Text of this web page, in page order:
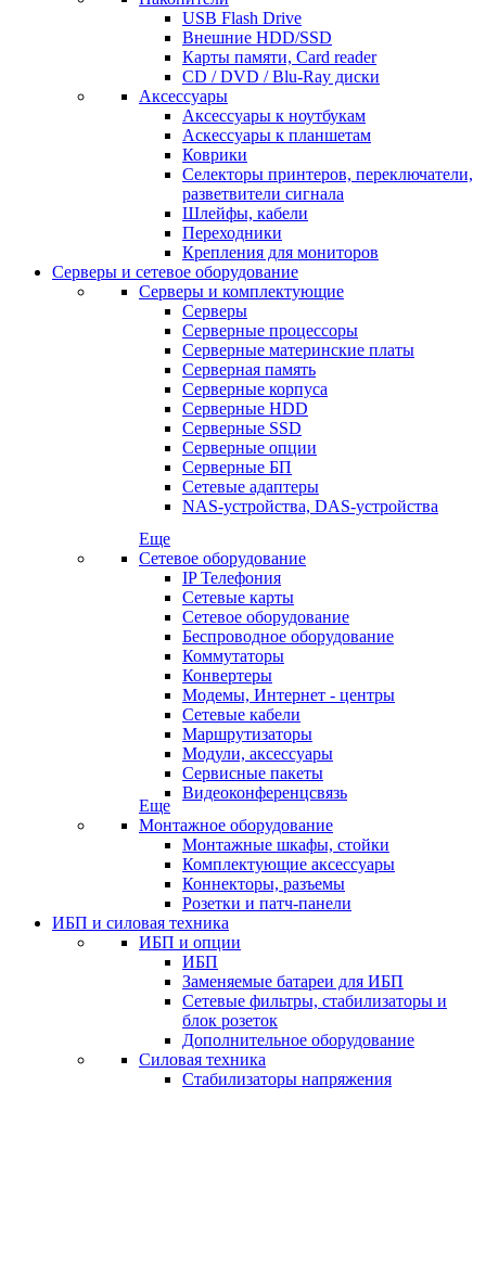
USB Flash Drive
Внешние HDD/SSD
Карты памяти, Card reader
CD / DVD / Blu-Ray диски
Аксессуары
Аксессуары к ноутбукам
Аскессуары к планшетам
Коврики
Селекторы принтеров, переключатели,
разветвители сигнала
Шлейфы, кабели
Переходники
Крепления для мониторов
Серверы и сетевое оборудование
Серверы и комплектующие
Серверы
Серверные процессоры
Серверные материнские платы
Серверная память
Серверные корпуса
Серверные HDD
Серверные SSD
Серверные опции
Серверные БП
Сетевые адаптеры
NAS-устройства, DAS-устройства
Еще
Сетевое оборудование
IP Телефония
Сетевые карты
Сетевое оборудование
Беспроводное оборудование
Коммутаторы
Конвертеры
Модемы, Интернет - центры
Сетевые кабели
Маршрутизаторы
Модули, аксессуары
Сервисные пакеты
Видеоконференцсвязь
Еще
Монтажное оборудование
Монтажные шкафы, стойки
Комплектующие аксессуары
Коннекторы, разъемы
Розетки и патч-панели
ИБП и силовая техника
ИБП и опции
ИБП
Заменяемые батареи для ИБП
Сетевые фильтры, стабилизаторы и
блок розеток
Дополнительное оборудование
Силовая техника
Стабилизаторы напряжения